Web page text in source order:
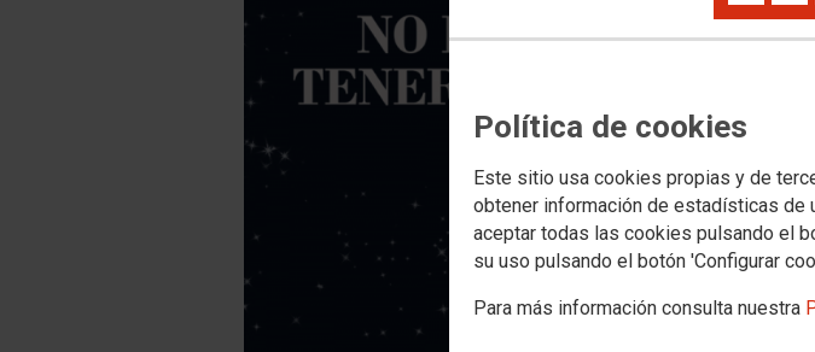
Política de cookies
Este sitio usa cookies propias y de
obtener información de estadísticas
aceptar todas las cookies pulsando el
su uso pulsando el botón 'Configurar
Para más información consulta nuestra